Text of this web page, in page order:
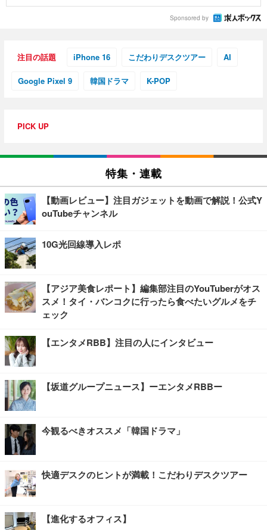
Sponsored by
注目の話題 iPhone 16 こだわりデスクツアー AI
Google Pixel 9 韓国ドラマ K-POP
PICK UP
特集・連載
【動画レビュー】注目ガジェットを動画で解説！公式Y
ouTubeチャンネル
10G光回線導入レポ
【アジア美食レポート】編集部注目のYouTuberがオス
スメ！タイ・バンコクに行ったら食べたいグルメをチ
ェック
【エンタメRBB】注目の人にインタビュー
【坂道グループニュース】ーエンタメRBBー
今観るべきオススメ「韓国ドラマ」
快適デスクのヒントが満載！こだわりデスクツアー
【進化するオフィス】